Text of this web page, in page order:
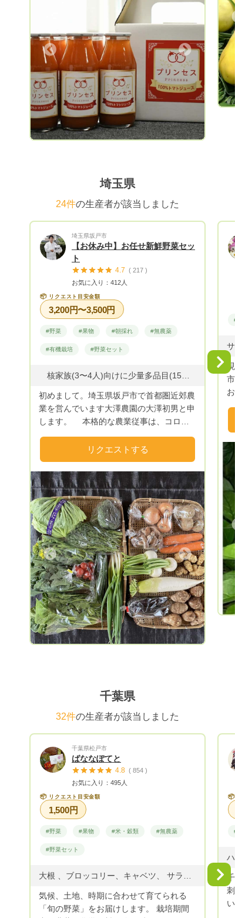
おります。大切なご家族やご友人へギフト
品としてお届けもできます。 お気軽にお
申し付けください。 内容につきまして
は、コメント欄をご確認ください。 な
お、送料は別途にて全国各地へお届け致し
ております。
Next
埼玉県
24件の生産者が該当しました
埼玉県坂戸市
【お休み中】お任せ新鮮野菜セッ
ト
4.7 ( 217 )
お気に入り：412人
📦 リクエスト目安金額
3,200円〜3,500円
#野菜 #果物 #朝採れ #無農薬
#有機栽培 #野菜セット
初めまして。埼玉県坂戸市で首都圏近郊農
業を営んでいます大澤農園の大澤初男と申
します。 本格的な農業従事は、コロナ
ヤの農家です。 健康と趣味を兼ねて、
楽しく野菜や果物作りに励んでいます。
野菜作りは、有機栽培(牛糞などの有機
肥料を主体)と自然成分の植物活性剤、コ
ンパニオンプランツを活用して、無農薬、
減農薬栽培を心がけています。 併せ
て、30年前に子どもたちのために植えた四
季折々の果物も食べきれなくなり販売して
います。
リクエストする
Next
られ
さ
Previous
千葉県
32件の生産者が該当しました
千葉県松戸市
ばななぽてと
4.8 ( 854 )
お気に入り：495人
📦 リクエスト目安金額
1,500円
#野菜 #果物 #米・穀類 #無農薬
#野菜セット
気候、土地、時期に合わせて育てられる
「旬の野菜」をお届けします。 栽培期間
📦
Next